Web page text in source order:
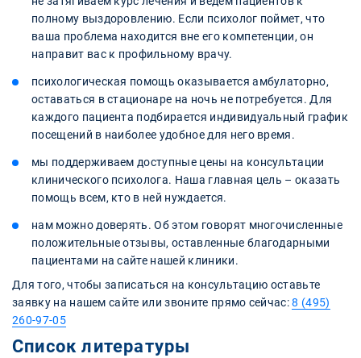
полному выздоровлению. Если психолог поймет, что
ваша проблема находится вне его компетенции, он
направит вас к профильному врачу.
психологическая помощь оказывается амбулаторно,
оставаться в стационаре на ночь не потребуется. Для
каждого пациента подбирается индивидуальный график
посещений в наиболее удобное для него время.
мы поддерживаем доступные цены на консультации
клинического психолога. Наша главная цель – оказать
помощь всем, кто в ней нуждается.
нам можно доверять. Об этом говорят многочисленные
положительные отзывы, оставленные благодарными
пациентами на сайте нашей клиники.
Для того, чтобы записаться на консультацию оставьте
заявку на нашем сайте или звоните прямо сейчас:8 (495)
260-97-05
Список литературы